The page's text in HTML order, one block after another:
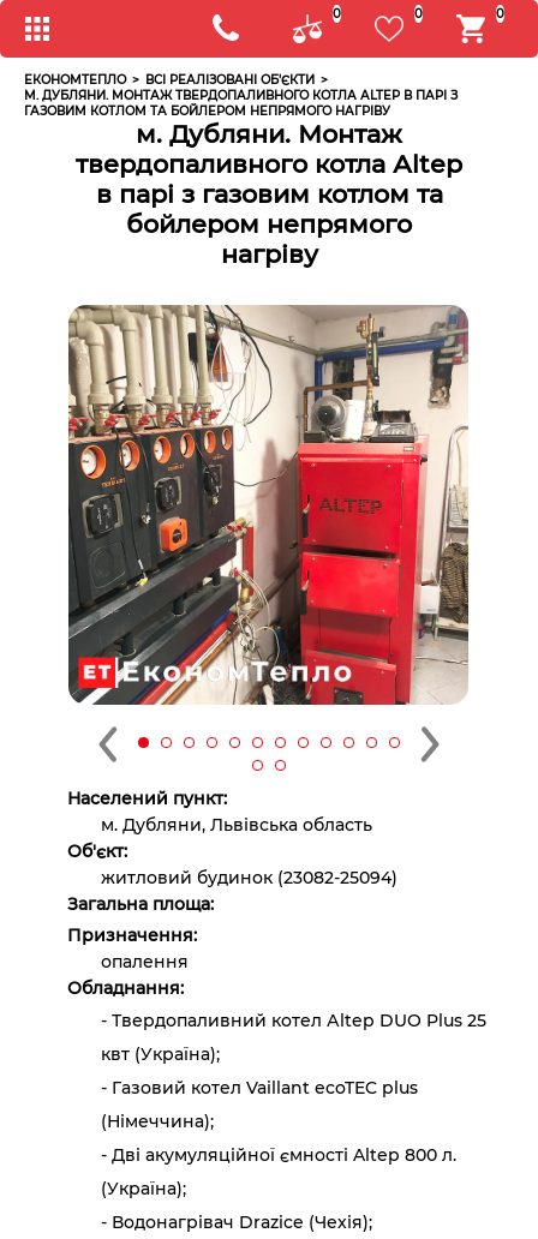
0 0 0
ЕКОНОМТЕПЛО > ВСІ РЕАЛІЗОВАНІ ОБ'ЄКТИ >
М. ДУБЛЯНИ. МОНТАЖ ТВЕРДОПАЛИВНОГО КОТЛА АLTEP В ПАРІ З
ГАЗОВИМ КОТЛОМ ТА БОЙЛЕРОМ НЕПРЯМОГО НАГРІВУ
м. Дубляни. Монтаж
твердопаливного котла Аltep
в парі з газовим котлом та
бойлером непрямого
нагріву
Населений пункт:
м. Дубляни, Львівська область
Об'єкт:
житловий будинок (23082-25094)
Загальна площа:
Призначення:
опалення
Обладнання:
- Твердопаливний котел Аltep DUO Plus 25
квт (Україна);
- Газовий котел Vaillant ecoTEC plus
(Німеччина);
- Дві акумуляційної ємності Altep 800 л.
(Україна);
- Водонагрівач Drazice (Чехія);